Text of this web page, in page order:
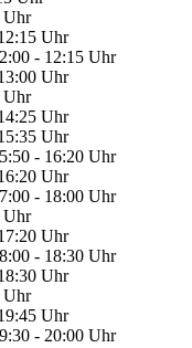
Uhr
Uhr
- 12:15 Uhr
Uhr
Uhr
Uhr
Uhr
- 16:20 Uhr
Uhr
- 18:00 Uhr
Uhr
Uhr
- 18:30 Uhr
Uhr
Uhr
Uhr
- 20:00 Uhr